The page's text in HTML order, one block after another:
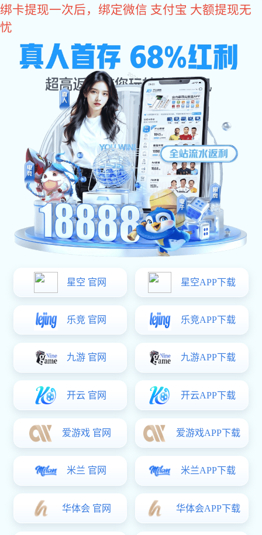
VSport体育
产品
信号调理
数据转换器
触觉反馈
MCU
计算机及周边
VSport体育:CSC2E101(E2101)
VSport体育:压力式触控板HapticPad
电源管理
电池管理
汽车电子